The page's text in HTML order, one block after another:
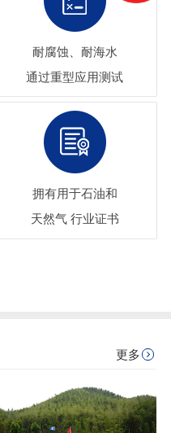
耐腐蚀、耐海水
通过重型应用测试
拥有用于石油和
天然气 行业证书
更多